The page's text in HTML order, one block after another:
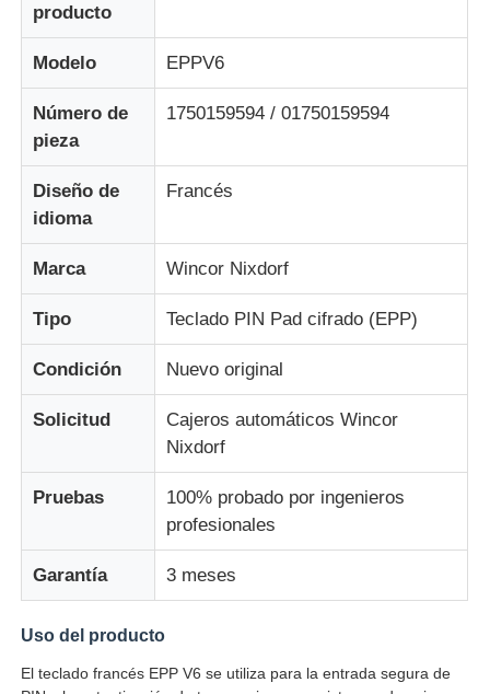
Inicio
Videos
Sobre nosotros
Visita a la fábrica
Contacto
Solicitar una cotización
producto
Modelo EPPV6
Número de
pieza
1750159594 / 01750159594
Diseño de
idioma
Francés
Marca Wincor Nixdorf
Tipo Teclado PIN Pad cifrado (EPP)
Condición Nuevo original
Solicitud
Cajeros automáticos Wincor
Nixdorf
Pruebas
100% probado por ingenieros
profesionales
Garantía 3 meses
Uso del producto
El teclado francés EPP V6 se utiliza para la entrada segura de